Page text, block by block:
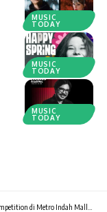
MUSIC
TODAY
MUSIC
TODAY
MUSIC
TODAY
di Metro Indah Mall Bandung